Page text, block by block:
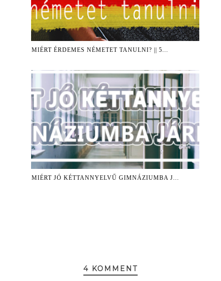
MIÉRT ÉRDEMES NÉMETET TANULNI? || 5...
MIÉRT JÓ KÉTTANNYELVŰ GIMNÁZIUMBA J...
4 KOMMENT